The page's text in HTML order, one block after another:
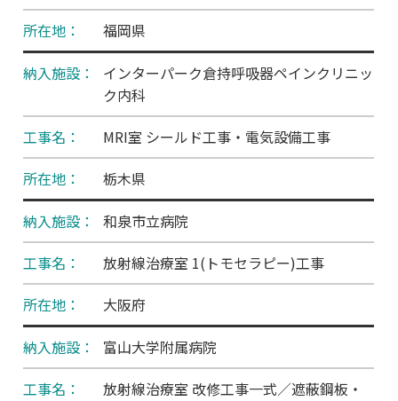
福岡県
インターパーク倉持呼吸器ペインクリニッ
ク内科
MRI室 シールド工事・電気設備工事
栃木県
和泉市立病院
放射線治療室 1(トモセラピー)工事
大阪府
富山大学附属病院
放射線治療室 改修工事一式／遮蔽鋼板・